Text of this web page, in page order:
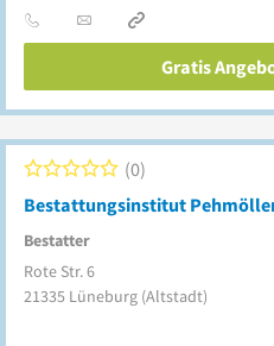
Gratis
Bestattungsinstitut
Bestatter
0
Rote Str. 6
21335 Lüneburg (Altstadt)